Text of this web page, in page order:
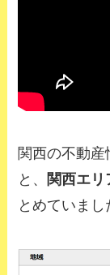
関西の不動
と、 関西エ
とめていまし